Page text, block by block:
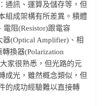
通訊、運算及儲存等，但
組成架構有所差異。積體
電阻(Resistor)跟電容
(Optical Amplifier)、相
換器(Polarization
家很熟悉，但光路的元
成光，雖然概念類似，但
的成功經驗難以直接轉